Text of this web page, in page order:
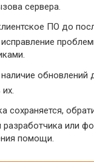
сервера.
ПО до
обновлений
сохраняется,
или
помощи.